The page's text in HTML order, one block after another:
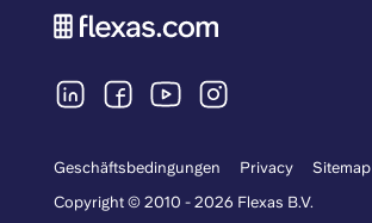
Geschäftsbedingungen Privacy
Sitemap
Copyright © 2010 - 2026 Flexas B.V.